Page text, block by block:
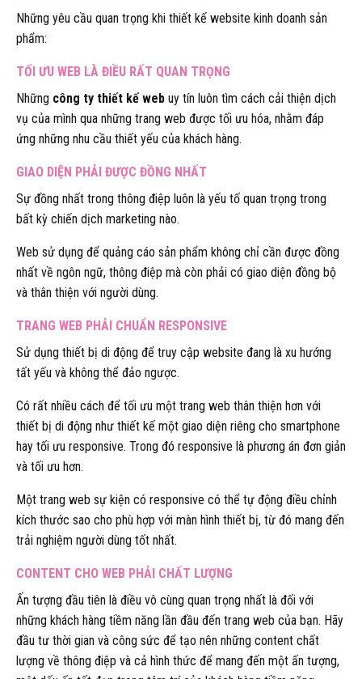
Những yêu cầu quan trọng khi thiết kế website kinh doanh sản
phẩm:
TỐI ƯU WEB LÀ ĐIỀU RẤT QUAN TRỌNG
Những công ty thiết kế web uy tín luôn tìm cách cải thiện dịch
vụ của mình qua những trang web được tối ưu hóa, nhằm đáp
ứng những nhu cầu thiết yếu của khách hàng.
GIAO DIỆN PHẢI ĐƯỢC ĐỒNG NHẤT
Sự đồng nhất trong thông điệp luôn là yếu tố quan trọng trong
bất kỳ chiến dịch marketing nào.
Web sử dụng để quảng cáo sản phẩm không chỉ cần được đồng
nhất về ngôn ngữ, thông điệp mà còn phải có giao diện đồng bộ
và thân thiện với người dùng.
TRANG WEB PHẢI CHUẨN RESPONSIVE
Sử dụng thiết bị di động để truy cập website đang là xu hướng
tất yếu và không thể đảo ngược.
Có rất nhiều cách để tối ưu một trang web thân thiện hơn với
thiết bị di động như thiết kế một giao diện riêng cho smartphone
hay tối ưu responsive. Trong đó responsive là phương án đơn giản
và tối ưu hơn.
Một trang web sự kiện có responsive có thể tự động điều chỉnh
kích thước sao cho phù hợp với màn hình thiết bị, từ đó mang đến
trải nghiệm người dùng tốt nhất.
CONTENT CHO WEB PHẢI CHẤT LƯỢNG
Ấn tượng đầu tiên là điều vô cùng quan trọng nhất là đối với
những khách hàng tiềm năng lần đầu đến trang web của bạn. Hãy
đầu tư thời gian và công sức để tạo nên những content chất
lượng về thông điệp và cả hình thức để mang đến một ấn tượng,